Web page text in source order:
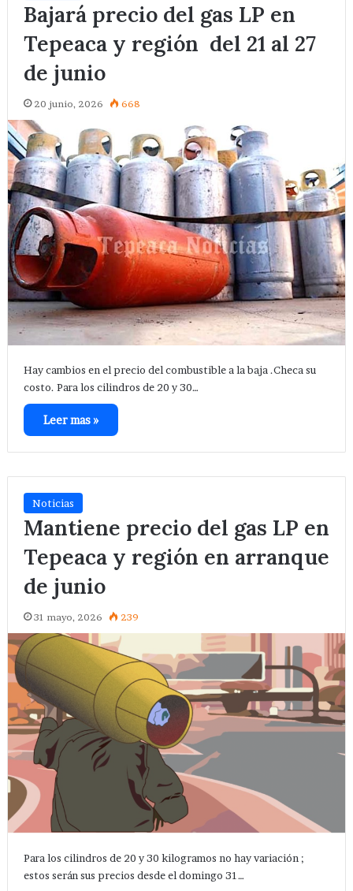
Bajará precio del gas LP en
Tepeaca y región del 21 al 27
de junio
20 junio, 2026 668
Hay cambios en el precio del combustible a la baja .Checa su
costo. Para los cilindros de 20 y 30…
Leer mas »
Noticias
Mantiene precio del gas LP en
Tepeaca y región en arranque
de junio
31 mayo, 2026 239
Para los cilindros de 20 y 30 kilogramos no hay variación ;
estos serán sus precios desde el domingo 31…